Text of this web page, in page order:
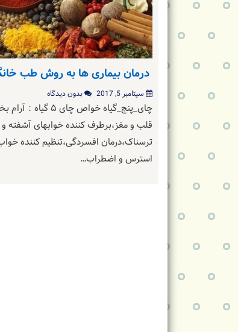
درمان بیماری ها به روش طب
سپتامبر 5, 2017 بدون دیدگاه
چای_پنج_گیاه خواص چای
قلب و مغز،برطرف کننده خوابهای آشفته و
ترسناک،درمان افسردگی،تنظیم کننده
استرس و اضطراب…